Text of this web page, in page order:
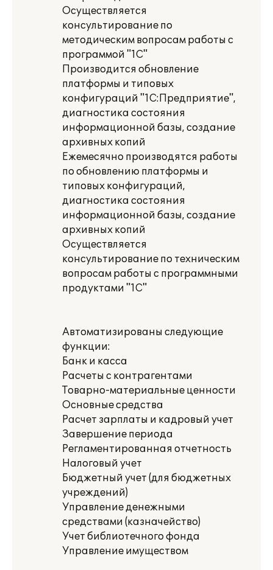
Осуществляется
консультирование по
методическим вопросам работы с
программой "1С"
Производится обновление
платформы и типовых
конфигураций "1С:Предприятие",
диагностика состояния
информационной базы, создание
архивных копий
Ежемесячно производятся работы
по обновлению платформы и
типовых конфигураций,
диагностика состояния
информационной базы, создание
архивных копий
Осуществляется
консультирование по техническим
вопросам работы с программными
продуктами "1С"
Автоматизированы следующие
функции:
Банк и касса
Расчеты с контрагентами
Товарно-материальные ценности
Основные средства
Расчет зарплаты и кадровый учет
Завершение периода
Регламентированная отчетность
Налоговый учет
Бюджетный учет (для бюджетных
учреждений)
Управление денежными
средствами (казначейство)
Учет библиотечного фонда
Управление имуществом